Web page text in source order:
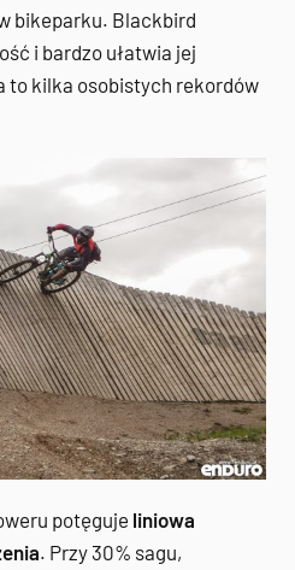
bikeparku. Blackbird
i bardzo ułatwia jej
to kilka osobistych rekordów
potęguje liniowa
. Przy 30% sagu,